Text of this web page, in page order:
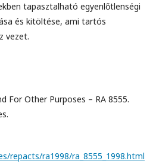
tapasztalható egyenlőtlenségi
és kitöltése, ami tartós
vezet.
For Other Purposes – RA 8555.
repacts/ra1998/ra_8555_1998.html